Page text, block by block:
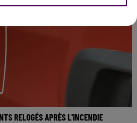
RELOGÉS APRÈS L'INCENDIE